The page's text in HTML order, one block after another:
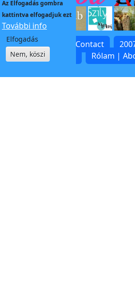
Kapcsolat | Contact
Rólam |
Az Elfogadásgombra
kattintva elfogadjuk ezt
További info
Elfogadás
Nem, köszi